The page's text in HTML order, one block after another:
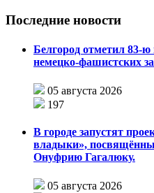
Последние новости
Белгород отметил 83-
немецко-фашистских
05 августа 2026
197
В городе запустят
владыки»,
Онуфрию Гагалюку.
05 августа 2026